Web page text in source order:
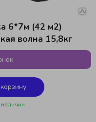
6*7м (42 м2)
волна 15,8кг